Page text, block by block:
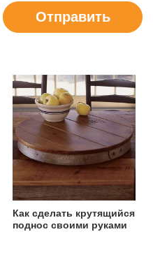
Отправить
Как сделать крутящийся
поднос своими руками